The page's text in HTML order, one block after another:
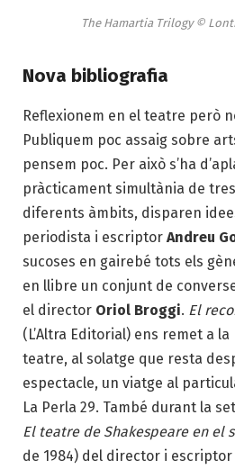
The Hamartia Trilogy ©
Nova bibliografia
Reflexionem en el teatre però
Publiquem poc assaig sobre
pensem poc. Per això s’ha
pràcticament simultània de
diferents àmbits, disparen
periodista i escriptor Andreu
sucoses en gairebé tots els
en llibre un conjunt de
el director Oriol Broggi. El
(L’Altra Editorial) ens remet a
teatre, al solatge que resta
espectacle, un viatge al
La Perla 29. També durant la
El teatre de Shakespeare en el
de 1984) del director i escriptor